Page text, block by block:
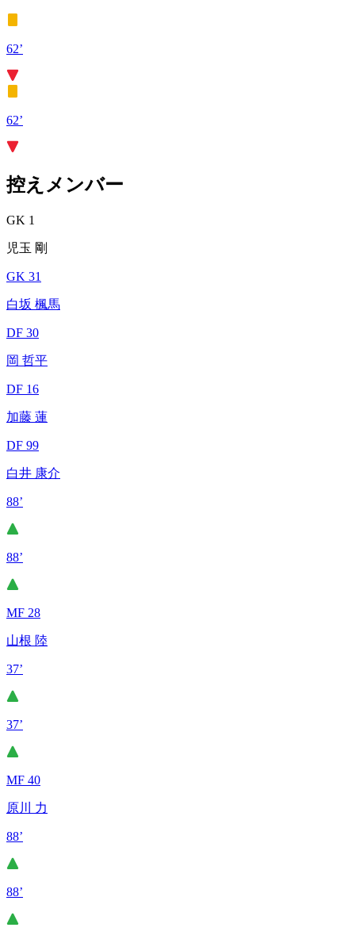
62’
62’
控えメンバー
GK 1
児玉 剛
GK 31
白坂 楓馬
DF 30
岡 哲平
DF 16
加藤 蓮
DF 99
白井 康介
88’
88’
MF 28
山根 陸
37’
37’
MF 40
原川 力
88’
88’